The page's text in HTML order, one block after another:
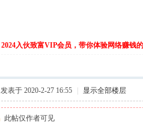
2024入伙致富VIP会员，带你体验网络赚钱
发表于 2020-2-27 16:55 显示全部楼层
此帖仅作者可见